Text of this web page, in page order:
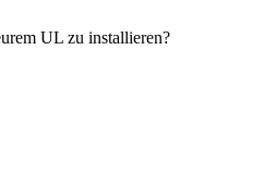
UL zu installieren?